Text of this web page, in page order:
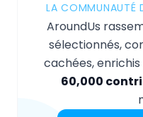
LA COMMUNAUTÉ
AroundUs
sélectionnés,
cachées,
60,000